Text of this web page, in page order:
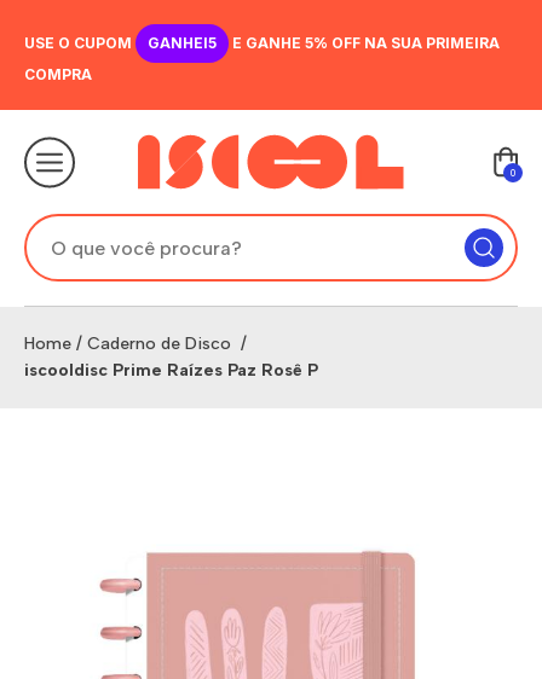
USE O CUPOM GANHEI5
E GANHE 5% OFF NA SUA PRIMEIRA
COMPRA
0
Home / Caderno de Disco /
iscooldisc Prime Raízes Paz Rosê P